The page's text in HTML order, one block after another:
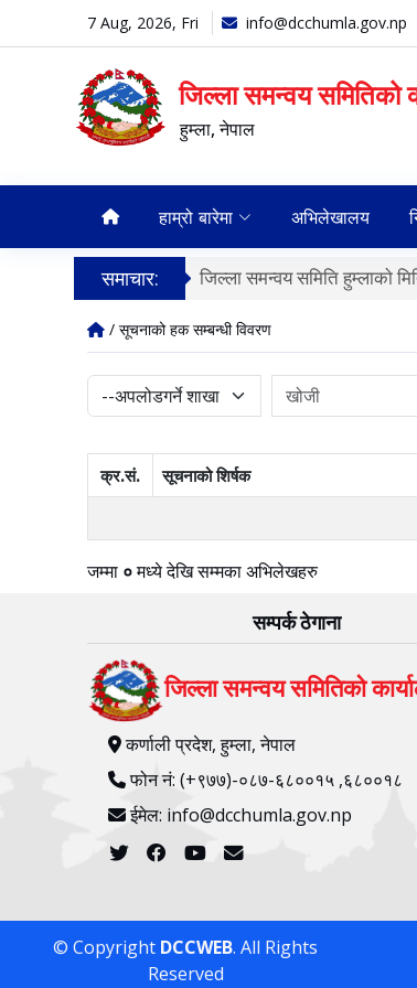
7 Aug, 2026, Fri info@dcchumla.gov.np
जिल्ला समन्वय समितिको
हुम्ला, नेपाल
हाम्रो बारेमा अभिलेखालय
समाचार: जिल्ला समन्वय समिति हुम्लाकाे
/ सूचनाको हक सम्बन्धी विवरण
क्र.सं. सूचनाको शिर्षक
जम्मा ०मध्येदेखिसम्मका अभिलेखहरु
सम्पर्क ठेगाना
जिल्ला समन्वय समितिको
कर्णाली प्रदेश, हुम्ला, नेपाल
फोन नं: (+९७७)-०८७-६८००१५ ,६८००१८
ईमेल: info@dcchumla.gov.np
© Copyright DCCWEB. All Rights
Reserved